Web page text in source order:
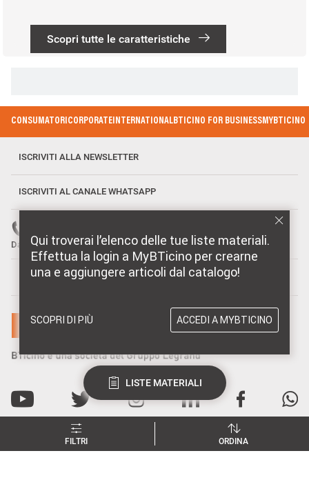
Scopri tutte le caratteristiche
FILTRI ORDINA
Qui troverai l’elenco delle tue liste materiali.
Effettua la login a MyBTicino per crearne
una e aggiungere articoli dal catalogo!
SCOPRI DI PIÙ ACCEDI A MYBTICINO
LISTE MATERIALI
Footer Menu
CONSUMATORICORPORATEINTERNATIONALBTICINO FOR BUSINESSMYBTICINO
ISCRIVITI ALLA NEWSLETTER
ISCRIVITI AL CANALE WHATSAPP
Numero verde: 800 837 035
Dal Lunedì al Venerdì, 08:30-18:30
MARCHI DISTRIBUITI DA BTICINO